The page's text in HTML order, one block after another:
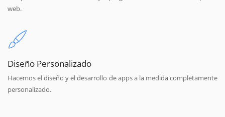
web.
Diseño Personalizado
Hacemos el diseño y el desarrollo de apps a la medida completamente
personalizado.